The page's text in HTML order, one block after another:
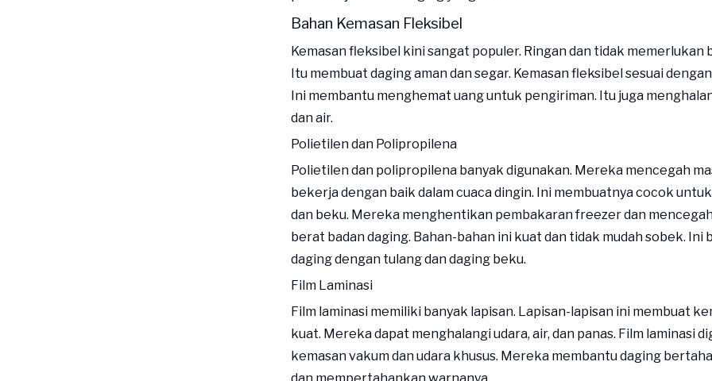
Bahan Kemasan Fleksibel
Kemasan fleksibel kini sangat populer. Ringan dan tidak memerlukan
Itu membuat daging aman dan segar. Kemasan fleksibel sesuai
Ini membantu menghemat uang untuk pengiriman. Itu juga
dan air.
Polietilen dan Polipropilena
Polietilen dan polipropilena banyak digunakan. Mereka mencegah
bekerja dengan baik dalam cuaca dingin. Ini membuatnya cocok
dan beku. Mereka menghentikan pembakaran freezer dan
berat badan daging. Bahan-bahan ini kuat dan tidak mudah sobek. Ini
daging dengan tulang dan daging beku.
Film Laminasi
Film laminasi memiliki banyak lapisan. Lapisan-lapisan ini membuat
kuat. Mereka dapat menghalangi udara, air, dan panas. Film laminasi
kemasan vakum dan udara khusus. Mereka membantu daging